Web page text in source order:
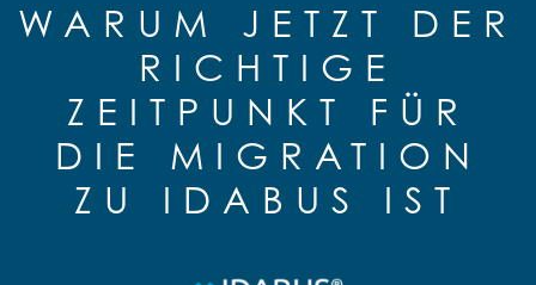
WARUM JETZT DER
RICHTIGE
ZEITPUNKT FÜR
DIE MIGRATION
ZU IDABUS IST